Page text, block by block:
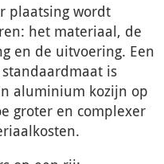
plaatsing wordt
het materiaal, de
en de uitvoering. Een
is
aluminium kozijn op
groter en complexer